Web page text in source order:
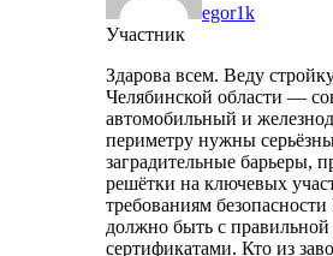
egor1k
Участник
Здарова всем. Веду
Челябинской области —
автомобильный и
периметру нужны
заградительные барьеры,
решётки на ключевых
требованиям
должно быть с
сертификатами. Кто из